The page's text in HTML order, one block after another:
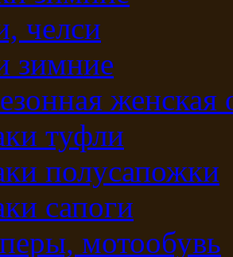
челси
зимние
женская
туфли
полусапожки
сапоги
мотообувь